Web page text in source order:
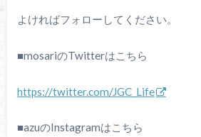
よければフォローしてください。
■mosariのTwitterはこちら
https://twitter.com/JGC_Life
■azuのInstagramはこちら